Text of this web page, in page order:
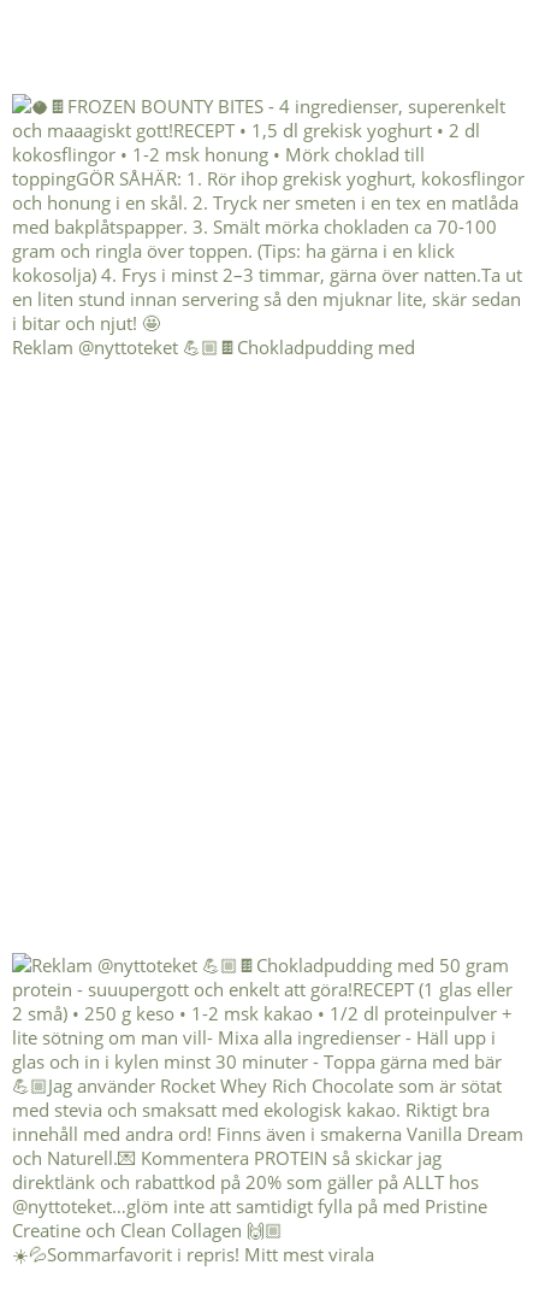
Reklam @nyttoteket 💪🏼🍫Chokladpudding med
☀️💦Sommarfavorit i repris! Mitt mest virala